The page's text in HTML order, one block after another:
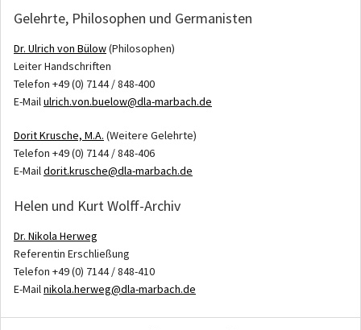
Gelehrte, Philosophen und Germanisten
Dr. Ulrich von Bülow(Philosophen)
Leiter Handschriften
Telefon +49 (0) 7144 / 848-400
E-Mailulrich.von.buelow@dla-marbach.de
Dorit Krusche, M.A. (Weitere Gelehrte)
Telefon +49 (0) 7144 / 848-406
E-Maildorit.krusche@dla-marbach.de
Helen und Kurt Wolff-Archiv
Dr. Nikola Herweg
Referentin Erschließung
Telefon +49 (0) 7144 / 848-410
E-Mailnikola.herweg@dla-marbach.de